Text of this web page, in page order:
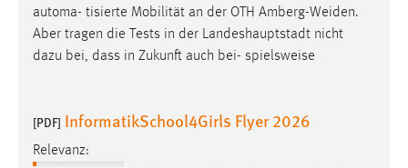
automa- tisierte Mobilität an der OTH Amberg-Weiden.
Aber tragen die Tests in der Landeshauptstadt nicht
dazu bei, dass in Zukunft auch bei- spielsweise
[PDF] InformatikSchool4Girls Flyer 2026
Relevanz: